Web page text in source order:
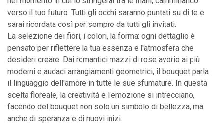
verso il tuo futuro. Tutti gli occhi saranno puntati su di te e
sarai ricordata così per sempre da tutti gli invitati.
La selezione dei fiori, i colori, la forma: ogni dettaglio è
pensato per riflettere la tua essenza e l'atmosfera che
desideri creare. Dai romantici mazzi di rose avorio ai più
moderni e audaci arrangiamenti geometrici, il bouquet parla
il linguaggio dell'amore in tutte le sue sfumature. In questa
scelta floreale, la creatività e l'emozione si intrecciano,
facendo del bouquet non solo un simbolo di bellezza, ma
anche di speranza e di nuovi inizi.